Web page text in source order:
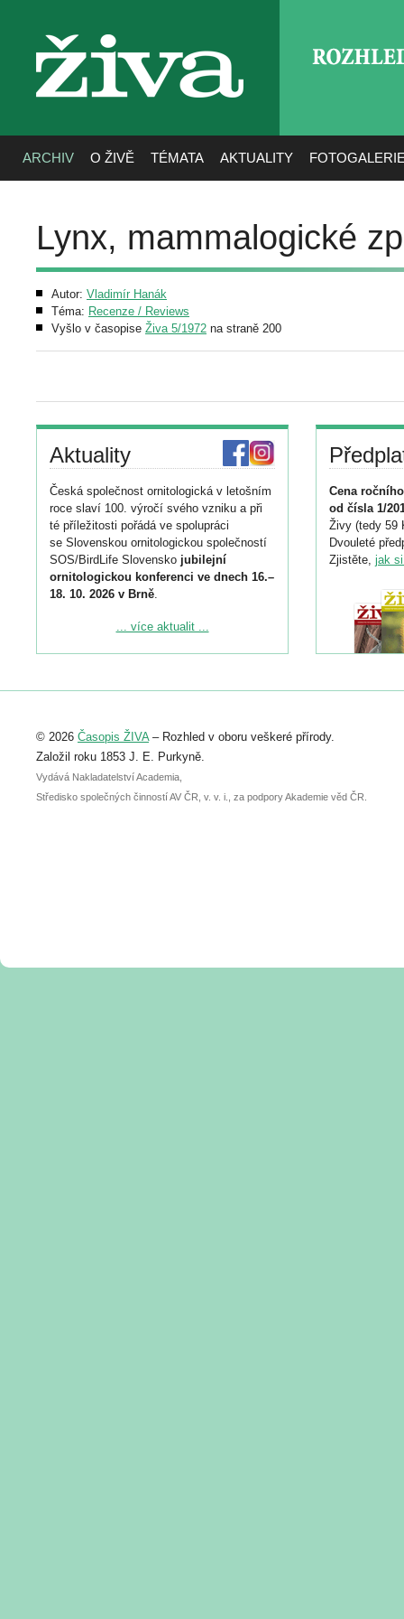
živa
ARCHIV O ŽIVĚ TÉMATA AKTUALITY
Lynx, mammalogické
Autor: Vladimír Hanák
Téma: Recenze / Reviews
Vyšlo v časopise Živa 5/1972 na straně 200
Aktuality
Česká společnost ornitologická v letošním
roce slaví 100. výročí svého vzniku a při
té příležitosti pořádá ve spolupráci
se Slovenskou ornitologickou společností
SOS/BirdLife Slovensko jubilejní
ornitologickou konferenci ve dnech 16.–
18. 10. 2026 v Brně.
Podrobnější informace ke konferenci
Registrovat se můžete do 6. září.
abstraktu přihlášené přednášky nebo
posteru je už 30. června.
... více aktualit ...
Cena
od čísla 1/
Živy (tedy 59
Dvouleté
Zjistěte, jak
© 2026 Časopis ŽIVA– Rozhled v oboru veškeré přírody.
Založil roku 1853 J. E. Purkyně.
Vydává Nakladatelství Academia,
Středisko společných činností AV ČR, v. v. i., za podpory Akademie věd ČR.